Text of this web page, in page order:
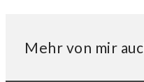
Mehr von mir